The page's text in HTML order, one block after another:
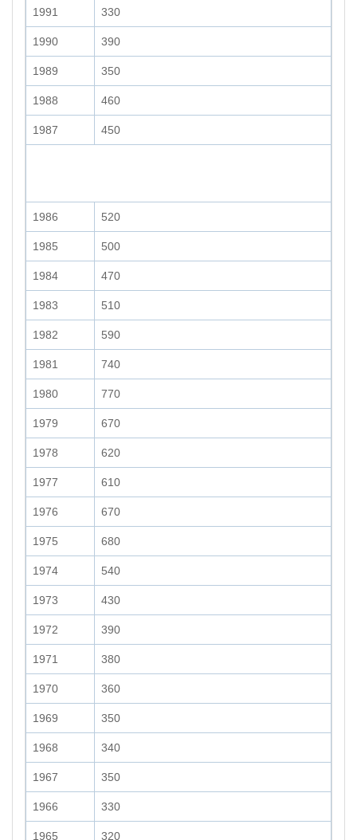
1991 330
1990 390
1989 350
1988 460
1987 450
1986 520
1985 500
1984 470
1983 510
1982 590
1981 740
1980 770
1979 670
1978 620
1977 610
1976 670
1975 680
1974 540
1973 430
1972 390
1971 380
1970 360
1969 350
1968 340
1967 350
1966 330
1965 320